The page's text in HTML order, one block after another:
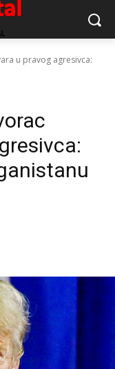
u pravog agresivca: